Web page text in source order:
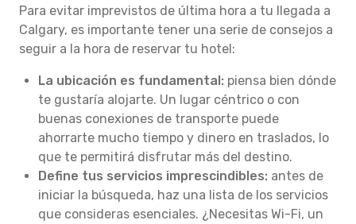
Para evitar imprevistos de última hora a tu llegada a
Calgary, es importante tener una serie de consejos a
seguir a la hora de reservar tu hotel:
La ubicación es fundamental: piensa bien dónde
te gustaría alojarte. Un lugar céntrico o con
buenas conexiones de transporte puede
ahorrarte mucho tiempo y dinero en traslados, lo
que te permitirá disfrutar más del destino.
Define tus servicios imprescindibles: antes de
iniciar la búsqueda, haz una lista de los servicios
que consideras esenciales. ¿Necesitas Wi-Fi, un